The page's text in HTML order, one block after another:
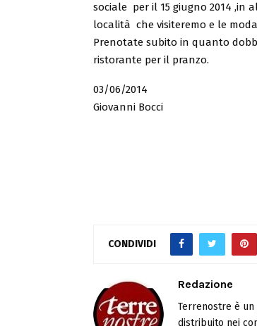
sociale per il 15 giugno 2014
località che visiteremo e le
Prenotate subito in quanto
ristorante per il pranzo.
03/06/2014
Giovanni Bocci
CONDIVIDI
Redazione
Terrenostre è
distribuito nei